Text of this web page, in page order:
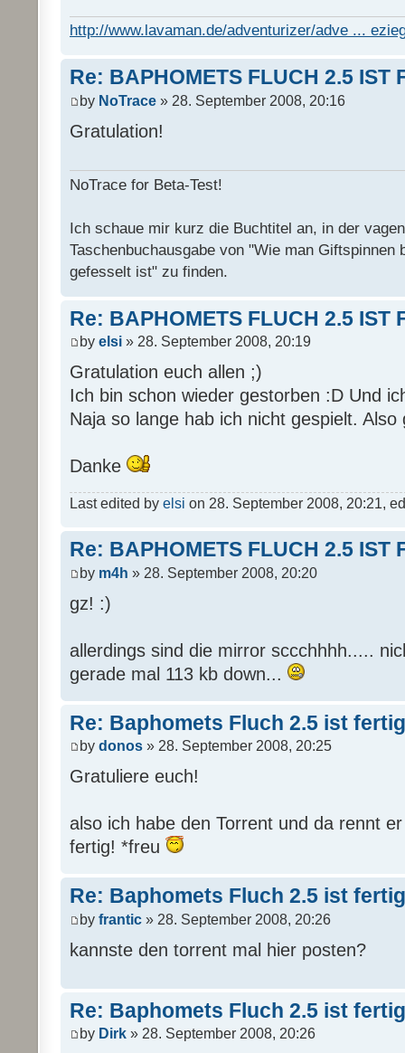
http://www.lavaman.de/adventurizer/adve ...
Re: BAPHOMETS FLUCH 2.5 IST
by NoTrace » 28. September 2008, 20:16
Gratulation!
NoTrace for Beta-Test!
Ich schaue mir kurz die Buchtitel an, in der
Taschenbuchausgabe von "Wie man Giftspinnen
gefesselt ist" zu finden.
Re: BAPHOMETS FLUCH 2.5 IST
by elsi » 28. September 2008, 20:19
Gratulation euch allen ;)
Ich bin schon wieder gestorben :D Und
Naja so lange hab ich nicht gespielt. Also
Danke
Last edited by elsi on 28. September 2008, 20:21,
Re: BAPHOMETS FLUCH 2.5 IST
by m4h » 28. September 2008, 20:20
gz! :)
allerdings sind die mirror sccchhhh.....
gerade mal 113 kb down...
Re: Baphomets Fluch 2.5 ist fertig
by donos » 28. September 2008, 20:25
Gratuliere euch!
also ich habe den Torrent und da rennt
fertig! *freu
Re: Baphomets Fluch 2.5 ist fertig
by frantic » 28. September 2008, 20:26
kannste den torrent mal hier posten?
Re: Baphomets Fluch 2.5 ist fertig
by Dirk » 28. September 2008, 20:26